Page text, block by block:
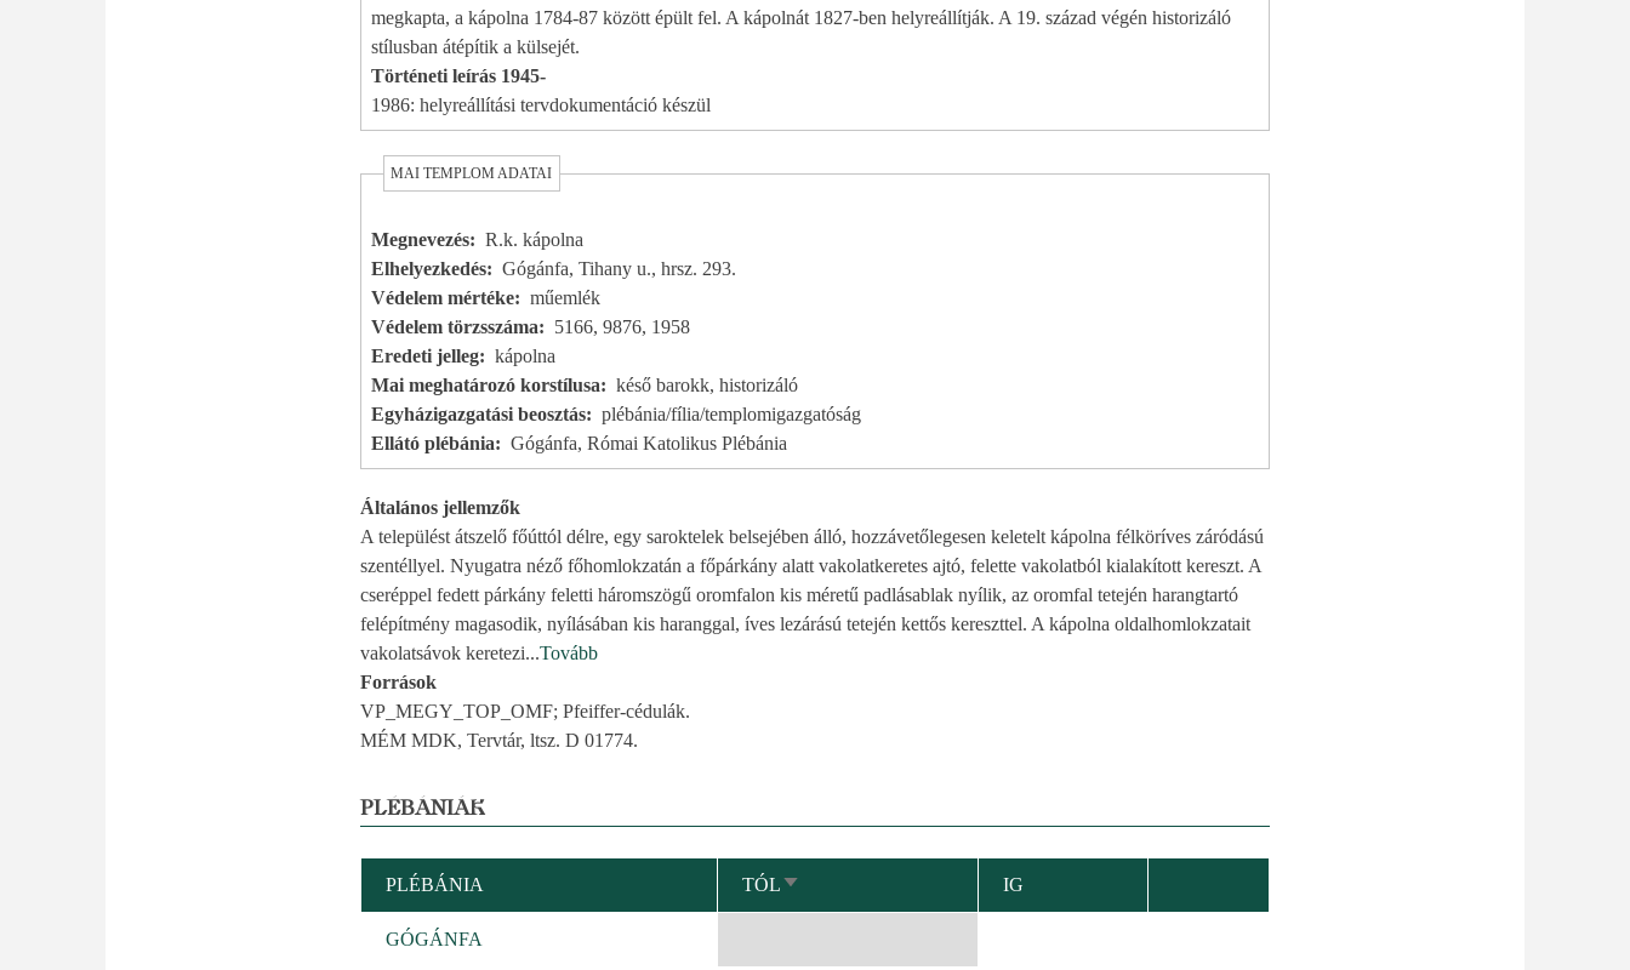
megkapta, a kápolna 1784-87 között épült fel. A kápolnát 1827-ben helyreállítják. A 19. század végén historizáló
stílusban átépítik a külsejét.
Történeti leírás 1945-
1986: helyreállítási tervdokumentáció készül
MAI TEMPLOM ADATAI
Megnevezés
R.k. kápolna
Elhelyezkedés
Gógánfa, Tihany u., hrsz. 293.
Védelem mértéke
műemlék
Védelem törzsszáma
5166, 9876, 1958
Eredeti jelleg
kápolna
Mai meghatározó korstílusa
késő barokk, historizáló
Egyházigazgatási beosztás
plébánia/fília/templomigazgatóság
Ellátó plébánia
Gógánfa, Római Katolikus Plébánia
Általános jellemzők
A települést átszelő főúttól délre, egy saroktelek belsejében álló, hozzávetőlegesen keletelt kápolna félköríves záródású
szentéllyel. Nyugatra néző főhomlokzatán a főpárkány alatt vakolatkeretes ajtó, felette vakolatból kialakított kereszt. A
cseréppel fedett párkány feletti háromszögű oromfalon kis méretű padlásablak nyílik, az oromfal tetején harangtartó
felépítmény magasodik, nyílásában kis haranggal, íves lezárású tetején kettős kereszttel. A kápolna oldalhomlokzatait
vakolatsávok keretezi...Tovább
Források
VP_MEGY_TOP_OMF; Pfeiffer-cédulák.
MÉM MDK, Tervtár, ltsz. D 01774.
PLÉBÁNIÁK
PLÉBÁNIA TÓLNÖVEKVŐ
RENDEZÉS
IG
GÓGÁNFA